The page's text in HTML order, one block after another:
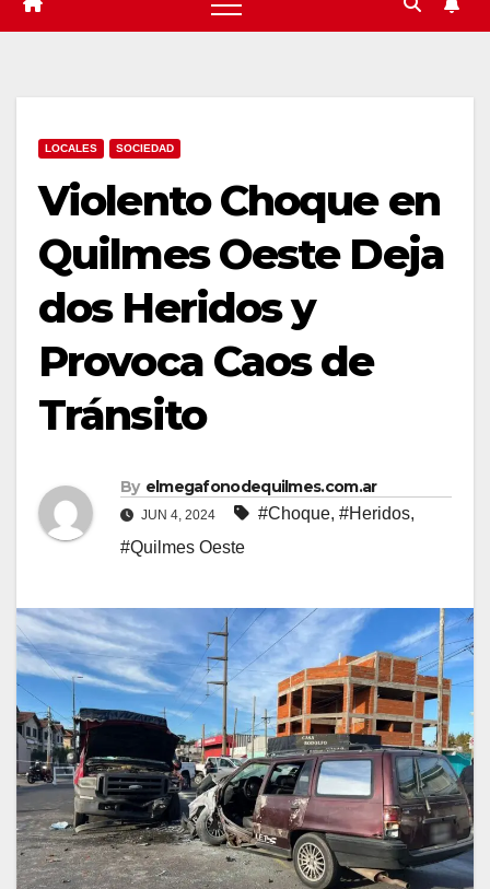
LOCALES SOCIEDAD
Violento Choque en
Quilmes Oeste Deja
dos Heridos y
Provoca Caos de
Tránsito
By elmegafonodequilmes.com.ar
JUN 4, 2024 #Choque, #Heridos,
#Quilmes Oeste